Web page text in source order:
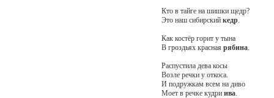
Кто в тайге на шишки щедр?
Это наш сибирский кедр.
Как костёр горит у тына
В гроздьях красная рябина.
Распустила дева косы
Возле речки у откоса.
И подружкам всем на диво
Моет в речке кудри ива.